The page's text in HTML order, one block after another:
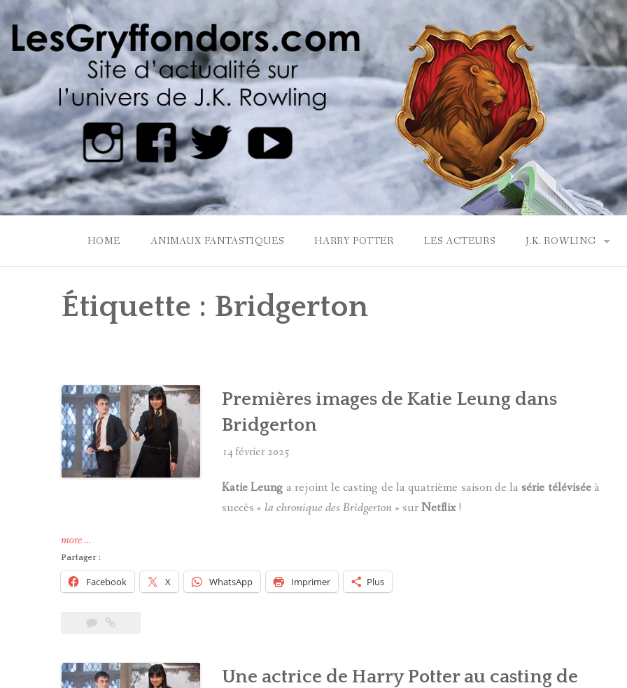
Skip
to
content
HOME ANIMAUX FANTASTIQUES HARRY POTTER LES ACTEURS J.K. ROWLING
Étiquette : Bridgerton
Premières images de Katie Leung dans
Bridgerton
14 février 2025
Katie Leung a rejoint le casting de la quatrième saison de lasérie téléviséeà
succès « la chronique des Bridgerton » surNetflix!
more« Premières
images
de
Katie
dans
…
Partager :
Facebook X WhatsApp Imprimer Plus
Une actrice de Harry Potter au casting de